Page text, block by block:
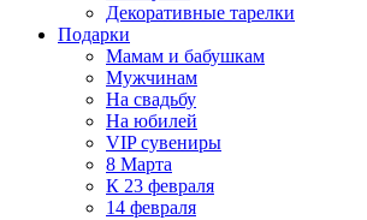
Декоративные тарелки
Подарки
Мамам и бабушкам
Мужчинам
На свадьбу
На юбилей
VIP сувениры
8 Марта
К 23 февраля
14 февраля